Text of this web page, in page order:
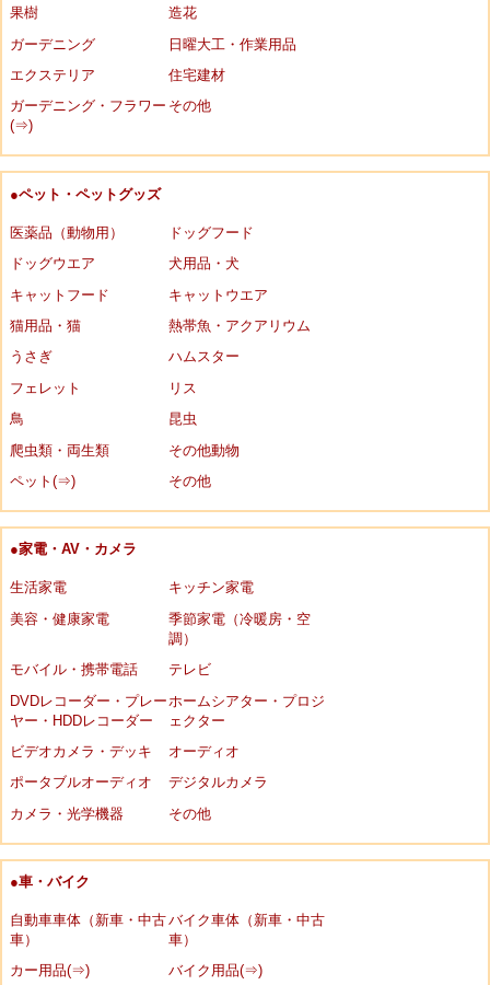
果樹
造花
ガーデニング
日曜大工・作業用品
エクステリア
住宅建材
ガーデニング・フラワー
(⇒)
その他
●ペット・ペットグッズ
医薬品（動物用）
ドッグフード
ドッグウエア
犬用品・犬
キャットフード
キャットウエア
猫用品・猫
熱帯魚・アクアリウム
うさぎ
ハムスター
フェレット
リス
鳥
昆虫
爬虫類・両生類
その他動物
ペット(⇒)
その他
●家電・AV・カメラ
生活家電
キッチン家電
美容・健康家電
季節家電（冷暖房・空
調）
モバイル・携帯電話
テレビ
DVDレコーダー・プレー
ヤー・HDDレコーダー
ホームシアター・プロジ
ェクター
ビデオカメラ・デッキ
オーディオ
ポータブルオーディオ
デジタルカメラ
カメラ・光学機器
その他
●車・バイク
自動車車体（新車・中古
車）
バイク車体（新車・中古
車）
カー用品(⇒)
バイク用品(⇒)